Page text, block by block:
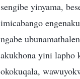
sengibe yinyama,
imicabango
ngabe
akukhona yini lapho
okokuqala,